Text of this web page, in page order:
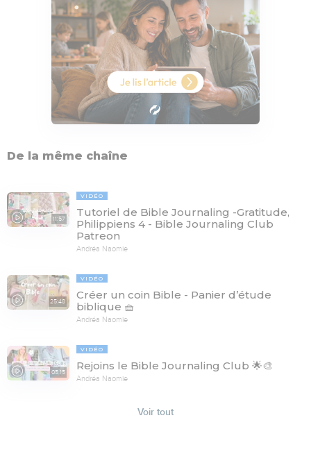
De la même chaîne
11:57
VIDÉO
Tutoriel de Bible Journaling -Gratitude,
Philippiens 4 - Bible Journaling Club
Patreon
Andréa Naomie
25:48
VIDÉO
Créer un coin Bible - Panier d’étude
biblique 🧺
Andréa Naomie
05:15
VIDÉO
Rejoins le Bible Journaling Club 🌟🎨
Andréa Naomie
Voir tout